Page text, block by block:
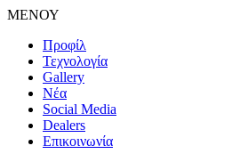
ΜΕΝΟΥ
Προφίλ
Τεχνολογία
Gallery
Νέα
Social Media
Dealers
Επικοινωνία